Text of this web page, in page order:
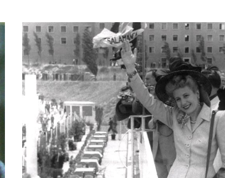
da
Silva
se
convierte
en
presidente
de
Brasil
por
tercera
vez